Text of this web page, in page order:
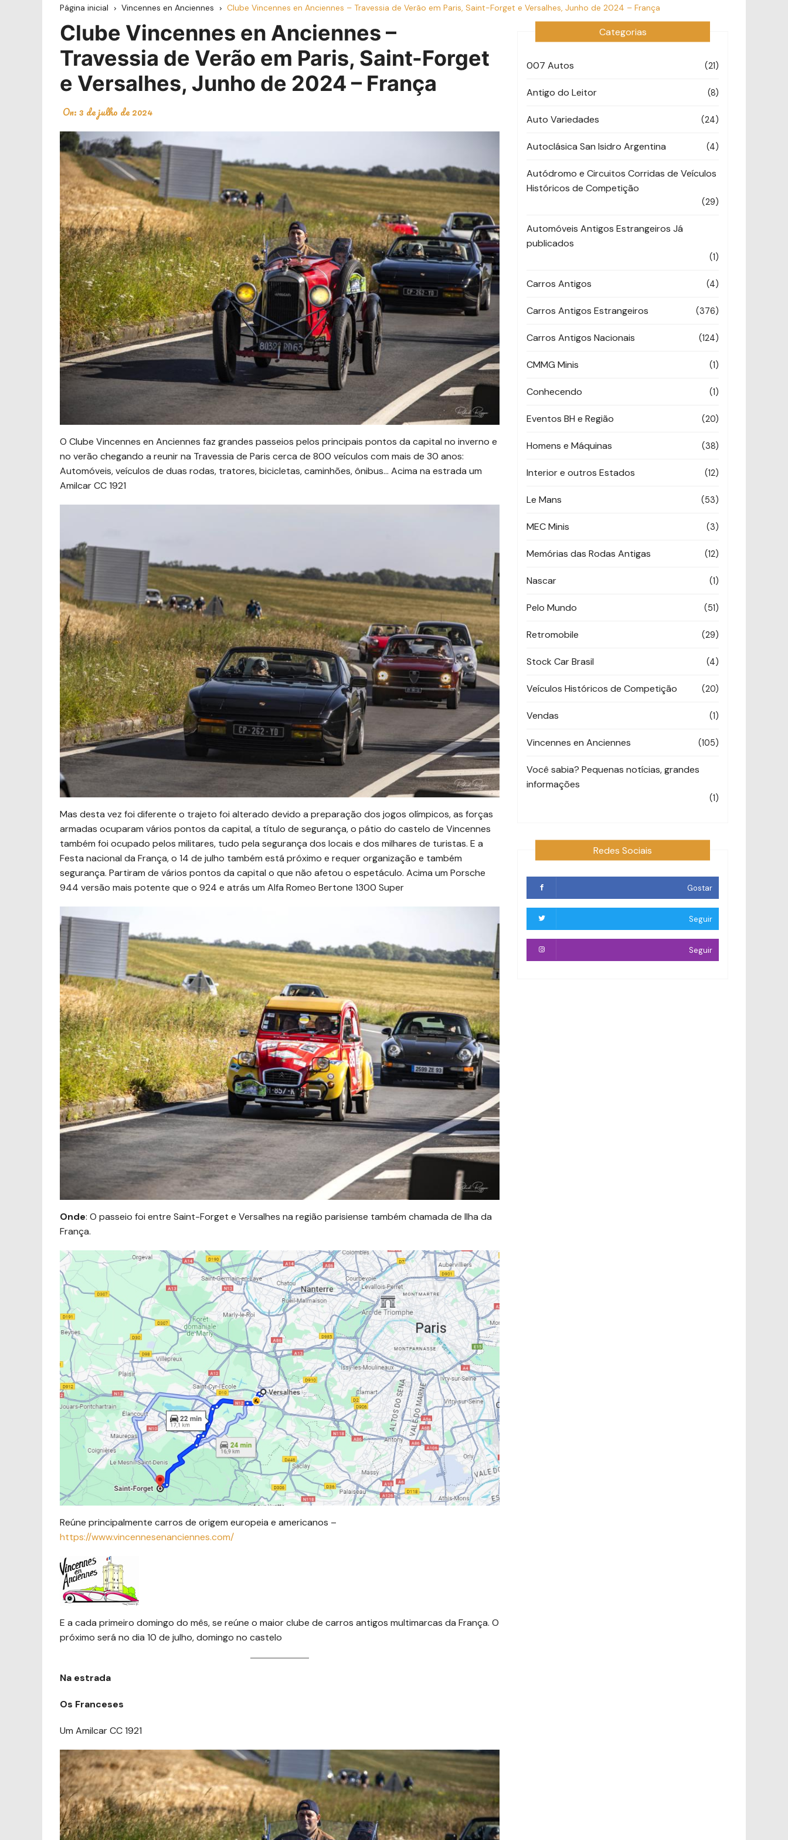
Página inicial Vincennes en Anciennes Clube Vincennes en Anciennes – Travessia de Verão em Paris, Saint-Forget e Versalhes, Junho de 2024 – França
Clube Vincennes en Anciennes –
Travessia de Verão em Paris, Saint-Forget
e Versalhes, Junho de 2024 – França
On:3 de julho de 2024
O Clube Vincennes en Anciennes faz grandes passeios pelos principais pontos da capital no inverno e
no verão chegando a reunir na Travessia de Paris cerca de 800 veículos com mais de 30 anos:
Automóveis, veículos de duas rodas, tratores, bicicletas, caminhões, ônibus… Acima na estrada um
Amilcar CC 1921
Mas desta vez foi diferente o trajeto foi alterado devido a preparação dos jogos olímpicos, as forças
armadas ocuparam vários pontos da capital, a título de segurança, o pátio do castelo de Vincennes
também foi ocupado pelos militares, tudo pela segurança dos locais e dos milhares de turistas. E a
Festa nacional da França, o 14 de julho também está próximo e requer organização e também
segurança. Partiram de vários pontos da capital o que não afetou o espetáculo. Acima um Porsche
944 versão mais potente que o 924 e atrás um Alfa Romeo Bertone 1300 Super
Onde: O passeio foi entre Saint-Forget e Versalhes na região parisiense também chamada de Ilha da
França.
Reúne principalmente carros de origem europeia e americanos –
https://www.vincennesenanciennes.com/
E a cada primeiro domingo do mês, se reúne o maior clube de carros antigos multimarcas da França. O
próximo será no dia 10 de julho, domingo no castelo
Na estrada
Os Franceses
Um Amilcar CC 1921
Categorias
007 Autos (21)
Antigo do Leitor (8)
Auto Variedades (24)
Autoclásica San Isidro Argentina (4)
Autódromo e Circuitos Corridas de Veículos
Históricos de Competição
(29)
Automóveis Antigos Estrangeiros Já
publicados
(1)
Carros Antigos (4)
Carros Antigos Estrangeiros (376)
Carros Antigos Nacionais (124)
CMMG Minis (1)
Conhecendo (1)
Eventos BH e Região (20)
Homens e Máquinas (38)
Interior e outros Estados (12)
Le Mans (53)
MEC Minis (3)
Memórias das Rodas Antigas (12)
Nascar (1)
Pelo Mundo (51)
Retromobile (29)
Stock Car Brasil (4)
Veículos Históricos de Competição (20)
Vendas (1)
Vincennes en Anciennes (105)
Você sabia? Pequenas notícias, grandes
informações
(1)
Redes Sociais
Gostar
Seguir
Seguir